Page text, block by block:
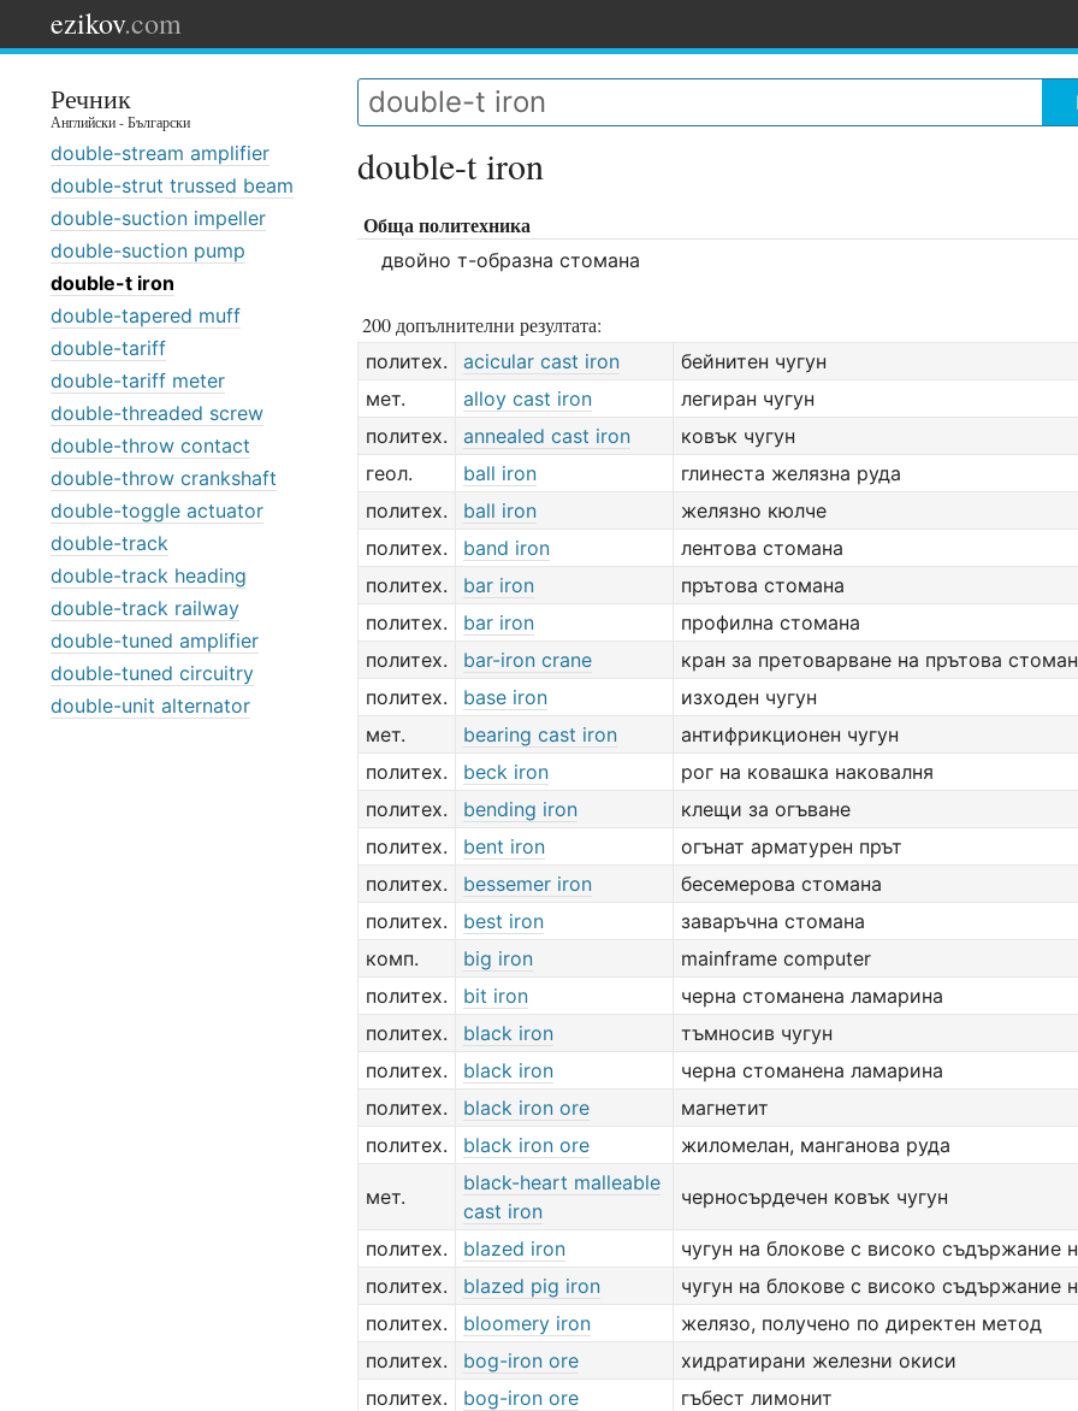
ezikov.com
Речник
Английски - Български
double-stream amplifier
double-strut trussed beam
double-suction impeller
double-suction pump
double-t iron
double-tapered muff
double-tariff
double-tariff meter
double-threaded screw
double-throw contact
double-throw crankshaft
double-toggle actuator
double-track
double-track heading
double-track railway
double-tuned amplifier
double-tuned circuitry
double-unit alternator
double-t iron
Обща политехника
двойно т-образна стомана
200 допълнителни резултата:
политех. acicular cast iron
бейнитен чугун
мет.
alloy cast iron
легиран чугун
политех.
annealed cast iron
ковък чугун
геол.
ball iron
глинеста желязна руда
политех.
ball iron
желязно кюлче
политех.
band iron
лентова стомана
политех.
bar iron
прътова стомана
политех.
bar iron
профилна стомана
политех.
bar-iron crane
кран за претоварване на прътова
политех.
base iron
изходен чугун
мет.
bearing cast iron
антифрикционен чугун
политех.
beck iron
рог на ковашка наковалня
политех.
bending iron
клещи за огъване
политех.
bent iron
огънат арматурен прът
политех.
bessemer iron
бесемерова стомана
политех.
best iron
заваръчна стомана
комп.
big iron
mainframe computer
политех.
bit iron
черна стоманена ламарина
политех.
black iron
тъмносив чугун
политех.
black iron
черна стоманена ламарина
политех.
black iron ore
магнетит
политех.
black iron ore жиломелан, манганова руда
мет.
black-heart malleable
cast iron
черносърдечен ковък чугун
политех. blazed iron
чугун на блокове с високо съдържание
политех.
blazed pig iron
чугун на блокове с високо съдържание
политех.
bloomery iron
желязо, получено по директен метод
политех.
bog-iron ore
хидратирани железни окиси
политех.
bog-iron ore
гъбест лимонит